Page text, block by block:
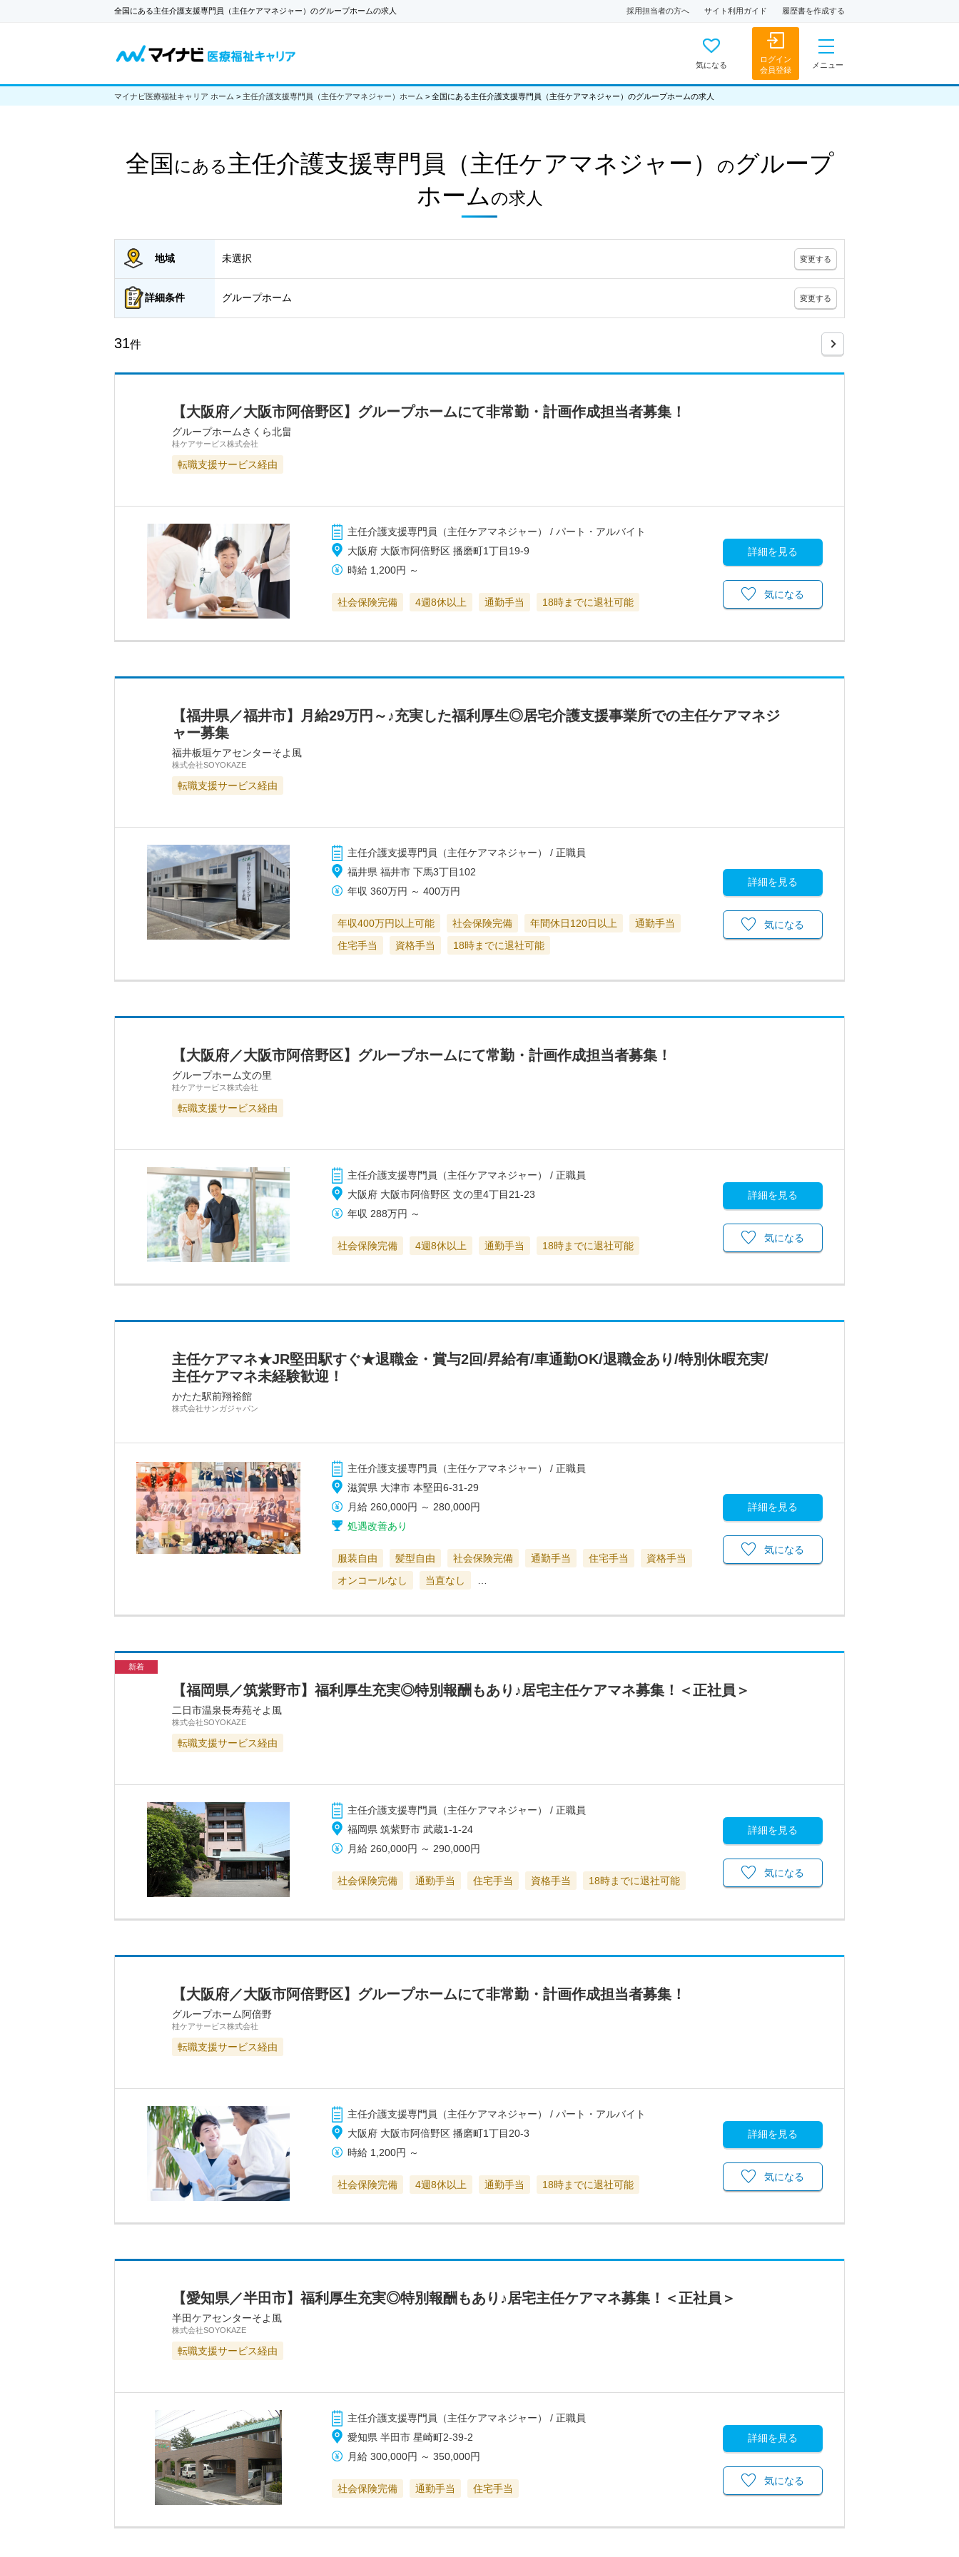
全国にある主任介護支援専門員（主任ケアマネジャー）のグループホームの求人 採用担当者の方へ サイト利用ガイド 履歴書を作成する
気になる
ログイン
会員登録
メニュー
マイナビ医療福祉キャリア ホーム > 主任介護支援専門員（主任ケアマネジャー）ホーム > 全国にある主任介護支援専門員（主任ケアマネジャー）のグループホームの求人
全国 にある 主任介護支援専門員（主任ケアマネジャー） のグループ
ホームの求人
地域 未選択 変更する
詳細条件 グループホーム 変更する
31件
【大阪府／大阪市阿倍野区】グループホームにて非常勤・計画作成担当者募集！
グループホームさくら北畠
桂ケアサービス株式会社
転職支援サービス経由
主任介護支援専門員（主任ケアマネジャー） / パート・アルバイト
大阪府 大阪市阿倍野区 播磨町1丁目19-9
時給 1,200円 ～
社会保険完備 4週8休以上 通勤手当 18時までに退社可能
詳細を見る
気になる
【福井県／福井市】月給29万円～♪充実した福利厚生◎居宅介護支援事業所での主任ケアマネジ
ャー募集
福井板垣ケアセンターそよ風
株式会社SOYOKAZE
転職支援サービス経由
主任介護支援専門員（主任ケアマネジャー） / 正職員
福井県 福井市 下馬3丁目102
年収 360万円 ～400万円
年収400万円以上可能 社会保険完備 年間休日120日以上
通勤手当
住宅手当
資格手当 18時までに退社可能
詳細を見る
気になる
【大阪府／大阪市阿倍野区】グループホームにて常勤・計画作成担当者募集！
グループホーム文の里
桂ケアサービス株式会社
転職支援サービス経由
主任介護支援専門員（主任ケアマネジャー） / 正職員
大阪府 大阪市阿倍野区 文の里4丁目21-23
年収 288万円 ～
社会保険完備 4週8休以上 通勤手当 18時までに退社可能
詳細を見る
気になる
主任ケアマネ★JR堅田駅すぐ★退職金・賞与2回/昇給有/車通勤OK/退職金あり/特別休暇充実/
主任ケアマネ未経験歓迎！
かたた駅前翔裕館
株式会社サンガジャパン
主任介護支援専門員（主任ケアマネジャー） / 正職員
滋賀県 大津市 本堅田6-31-29
月給 260,000円 ～ 280,000円
処遇改善あり
服装自由 髪型自由 社会保険完備 通勤手当 住宅手当
資格手当
オンコールなし
当直なし
詳細を見る
気になる
新着
【福岡県／筑紫野市】福利厚生充実◎特別報酬もあり♪居宅主任ケアマネ募集！＜正社員＞
二日市温泉長寿苑そよ風
株式会社SOYOKAZE
転職支援サービス経由
主任介護支援専門員（主任ケアマネジャー） / 正職員
福岡県 筑紫野市 武蔵1-1-24
月給 260,000円 ～ 290,000円
社会保険完備 通勤手当 住宅手当 資格手当 18時までに退社可能
詳細を見る
気になる
【大阪府／大阪市阿倍野区】グループホームにて非常勤・計画作成担当者募集！
グループホーム阿倍野
桂ケアサービス株式会社
転職支援サービス経由
主任介護支援専門員（主任ケアマネジャー） / パート・アルバイト
大阪府 大阪市阿倍野区 播磨町1丁目20-3
時給 1,200円 ～
社会保険完備 4週8休以上 通勤手当 18時までに退社可能
詳細を見る
気になる
【愛知県／半田市】福利厚生充実◎特別報酬もあり♪居宅主任ケアマネ募集！＜正社員＞
半田ケアセンターそよ風
株式会社SOYOKAZE
転職支援サービス経由
主任介護支援専門員（主任ケアマネジャー） / 正職員
愛知県 半田市 星崎町2-39-2
月給 300,000円 ～350,000円
社会保険完備 通勤手当 住宅手当
詳細を見る
気になる